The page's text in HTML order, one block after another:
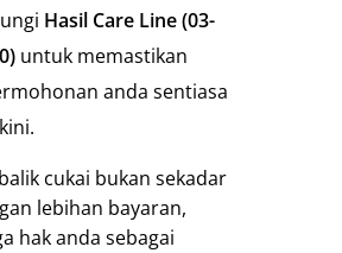
Hasil Care Line (03-
untuk memastikan
anda sentiasa
cukai bukan sekadar
lebihan bayaran,
hak anda sebagai